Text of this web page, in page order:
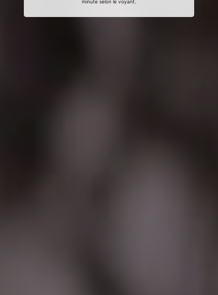
minute selon le voyant.